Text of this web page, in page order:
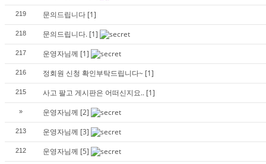
219 문의드립니다 [1]
218 문의드립니다. [1]
217 운영자님께 [1]
216 정회원 신청 확인부탁드립니다~ [1]
215 사고 팔고 게시판은 어떠신지요.. [1]
» 운영자님께 [2]
213 운영자님께 [3]
212 운영자님께 [5]